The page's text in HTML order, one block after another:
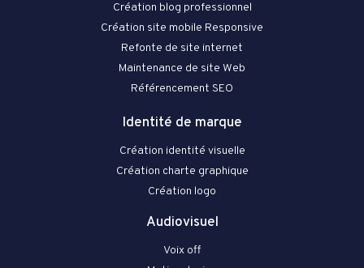
Création blog professionnel
Création site mobile Responsive
Refonte de site internet
Maintenance de site Web
Référencement SEO
Identité de marque
Création identité visuelle
Création charte graphique
Création logo
Audiovisuel
Voix off